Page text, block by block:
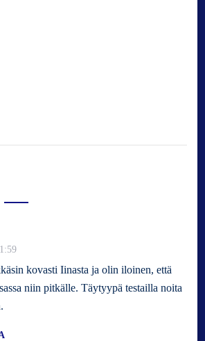
kovasti Iinasta ja olin iloinen, että
niin pitkälle. Täytyypä testailla noita